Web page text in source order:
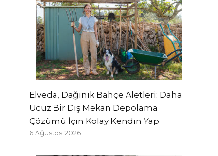
Elveda, Dağınık Bahçe Aletleri: Daha
Ucuz Bir Dış Mekan Depolama
Çözümü İçin Kolay Kendin Yap
6 Ağustos 2026